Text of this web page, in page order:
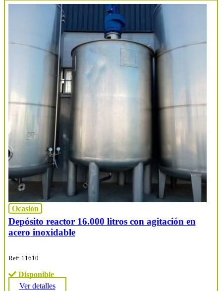
Ocasión
Depósito reactor 16.000 litros con agitación en
acero inoxidable
Ref: 11610
Disponible
Ver detalles